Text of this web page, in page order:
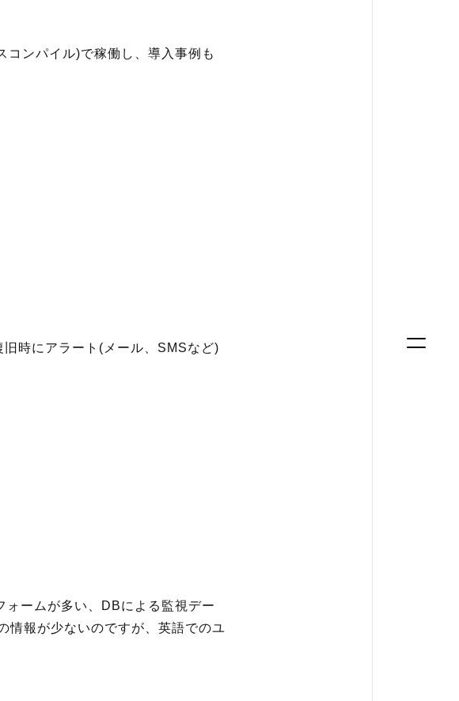
ンパイル)で稼働し、導入事例も
時にアラート(メール、SMSなど)
ームが多い、DBによる監視デー
情報が少ないのですが、英語でのユ